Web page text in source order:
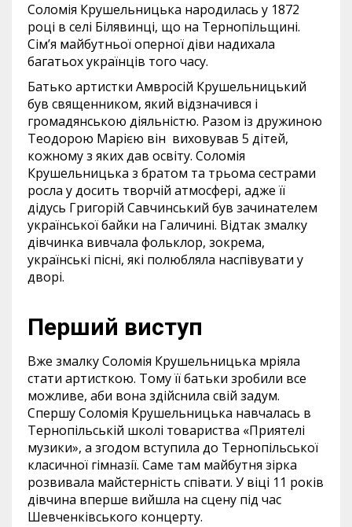
Соломія Крушельницька народилась у 1872
році в селі Білявинці, що на Тернопільщині.
Сім’я майбутньої оперної діви надихала
багатьох українців того часу.
Батько артистки Амвросій Крушельницький
був священником, який відзначився і
громадянською діяльністю. Разом із дружиною
Теодорою Марією він виховував 5 дітей,
кожному з яких дав освіту. Соломія
Крушельницька з братом та трьома сестрами
росла у досить творчій атмосфері, адже її
дідусь Григорій Савчинський був зачинателем
української байки на Галичині. Відтак змалку
дівчинка вивчала фольклор, зокрема,
українські пісні, які полюбляла наспівувати у
дворі.
Перший виступ
Вже змалку Соломія Крушельницька мріяла
стати артисткою. Тому її батьки зробили все
можливе, аби вона здійснила свій задум.
Спершу Соломія Крушельницька навчалась в
Тернопільській школі товариства «Приятелі
музики», а згодом вступила до Тернопільської
класичної гімназії. Саме там майбутня зірка
розвивала майстерність співати. У віці 11 років
дівчина вперше вийшла на сцену під час
Шевченківського концерту.